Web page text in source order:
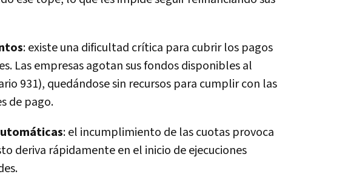
: existe una dificultad crítica para cubrir los pagos
Las empresas agotan sus fondos disponibles al
931), quedándose sin recursos para cumplir con las
de pago.
: el incumplimiento de las cuotas provoca
deriva rápidamente en el inicio de ejecuciones